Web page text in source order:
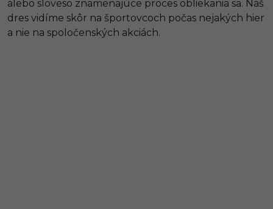
alebo sloveso znamenajúce proces obliekania sa. Náš
dres vidíme skôr na športovcoch počas nejakých hier
a nie na spoločenských akciách.